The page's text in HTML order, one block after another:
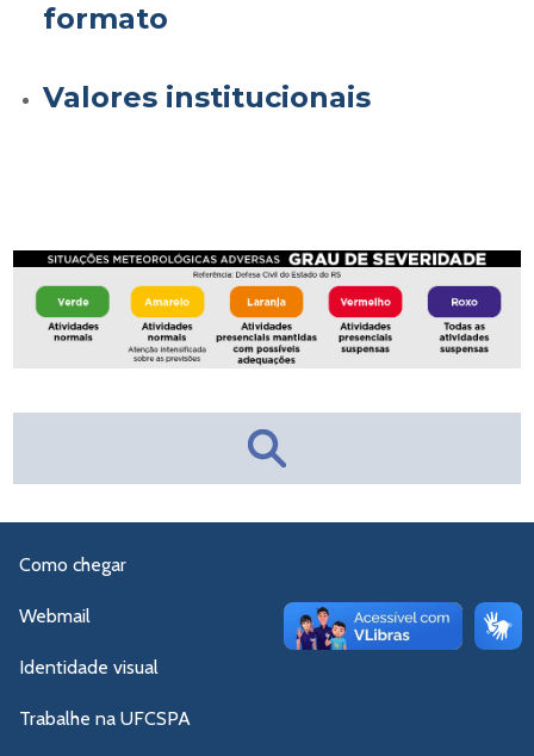
formato
Valores institucionais
Como chegar
Webmail
Identidade visual
Trabalhe na UFCSPA